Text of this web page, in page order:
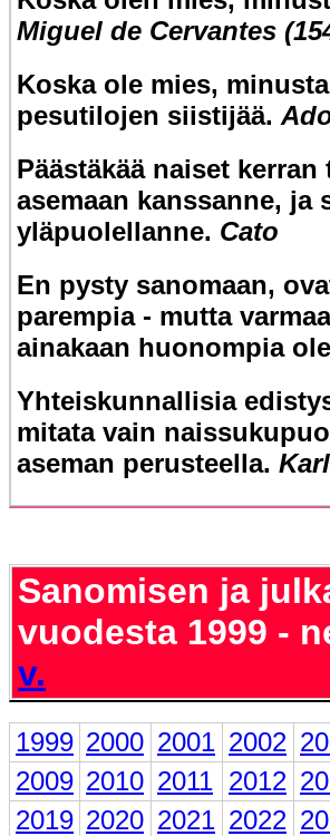
Miguel de Cervantes
Koska ole mies,
pesutilojen siistijää.
Päästäkää naiset kerran
asemaan kanssanne, ja
yläpuolellanne. Cato
En pysty sanomaan,
parempia - mutta
ainakaan huonompia
Yhteiskunnallisia
mitata vain
aseman perusteella.
Sanomisen ja
vuodesta 1999 -
v.
1999 2000 2001 2002
2009 2010 2011 2012
2019 2020 2021 2022